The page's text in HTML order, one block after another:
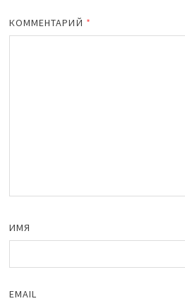
КОММЕНТАРИЙ *
ИМЯ
EMAIL